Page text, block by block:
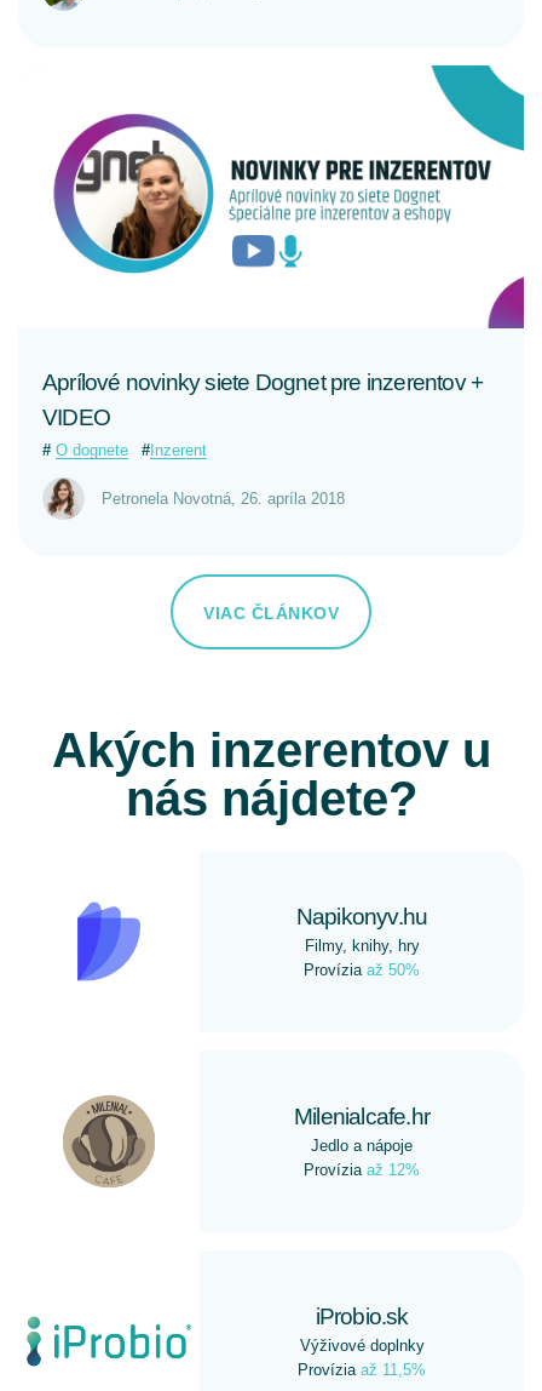
CELÝ ČLÁNOK
Aprílové novinky siete Dognet pre inzerentov +
VIDEO
O dognete Inzerent
Petronela Novotná 26. apríla 2018
VIAC ČLÁNKOV
Akých inzerentov u
nás nájdete?
Napikonyv.hu
Filmy, knihy, hry
Provízia až 50%
Milenialcafe.hr
Jedlo a nápoje
Provízia až 12%
iProbio.sk
Výživové doplnky
Provízia až 11,5%